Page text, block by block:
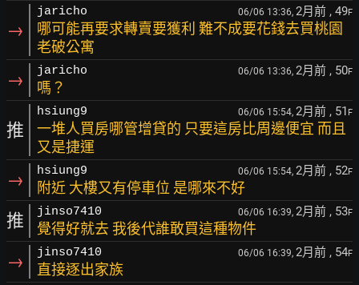
→
jaricho 06/06 13:36, 2月前 , 49F
哪可能再要求轉賣要獲利 難不成要花錢去買桃園
老破公寓
→ jaricho 06/06 13:36, 2月前 , 50F
嗎？
推
hsiung9 06/06 15:54, 2月前 , 51 F
一堆人買房哪管增貸的 只要這房比周邊便宜 而且
又是捷運
→ hsiung9 06/06 15:54, 2月前 , 52F
附近 大樓又有停車位 是哪來不好
推 jinso7410 06/06 16:39, 2月前 , 53F
覺得好就去 我後代誰敢買這種物件
→ jinso7410 06/06 16:39, 2月前 , 54F
直接逐出家族